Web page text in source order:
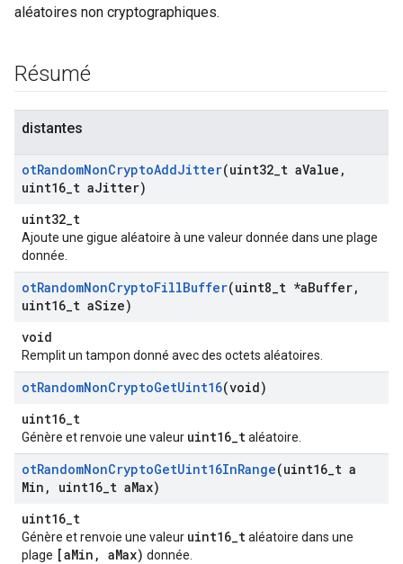
aléatoires non cryptographiques.
Résumé
distantes
otRandomNonCryptoAddJitter(uint32 t aValue ,
uint16 t aJitter)
uint32_t
Ajoute une gigue aléatoire à une valeur donnée dans une plage
donnée.
otRandomNonCryptoFillBuffer(uint8 t *aBuffer,
uint16 t aSize)
void
Remplit un tampon donné avec des octets aléatoires.
otRandomNonCryptoGetUint16(void)
uint16_t
Génère et renvoie une valeur uint16_taléatoire.
otRandomNonCryptoGetUint16InRange(uint16 t a
Min , uint16 t aMax)
uint16_t
Génère et renvoie une valeur uint16_taléatoire dans une
plage [aMin, aMax) donnée.